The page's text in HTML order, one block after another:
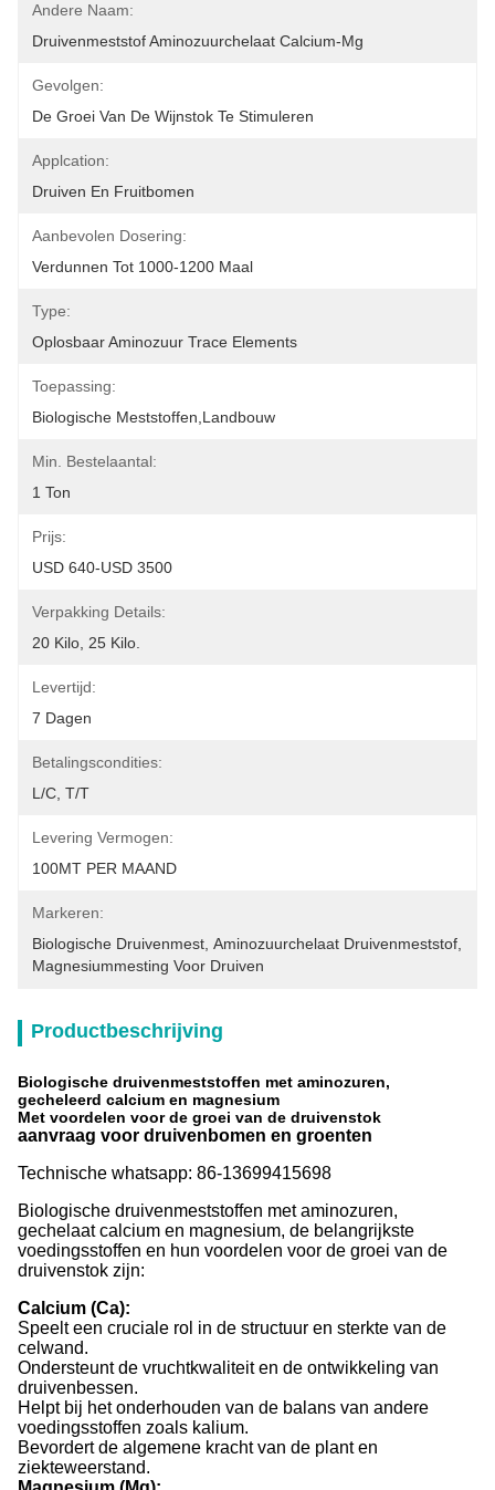
Andere Naam:
Druivenmeststof Aminozuurchelaat Calcium-Mg
Gevolgen:
De Groei Van De Wijnstok Te Stimuleren
Applcation:
Druiven En Fruitbomen
Aanbevolen Dosering:
Verdunnen Tot 1000-1200 Maal
Type:
Oplosbaar Aminozuur Trace Elements
Toepassing:
Biologische Meststoffen,landbouw
Min. Bestelaantal:
1 Ton
Prijs:
USD 640-USD 3500
Verpakking Details:
20 Kilo, 25 Kilo.
Levertijd:
7 Dagen
Betalingscondities:
L/C, T/T
Levering Vermogen:
100MT PER MAAND
Markeren:
Biologische Druivenmest Aminozuurchelaat Druivenmeststof
Magnesiummesting Voor Druiven
Productbeschrijving
Biologische druivenmeststoffen met aminozuren,
gecheleerd calcium en magnesium
Met voordelen voor de groei van de druivenstok
aanvraag voor druivenbomen en groenten
Technische whatsapp: 86-13699415698
Biologische druivenmeststoffen met aminozuren,
gechelaat calcium en magnesium, de belangrijkste
voedingsstoffen en hun voordelen voor de groei van de
druivenstok zijn:
Calcium (Ca):
Speelt een cruciale rol in de structuur en sterkte van de
celwand.
Ondersteunt de vruchtkwaliteit en de ontwikkeling van
druivenbessen.
Helpt bij het onderhouden van de balans van andere
voedingsstoffen zoals kalium.
Bevordert de algemene kracht van de plant en
ziekteweerstand.